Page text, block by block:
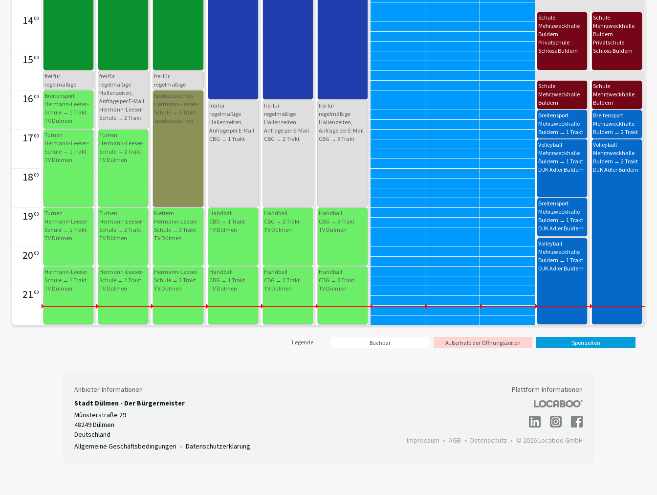
1400
15 00
16 00
17 00
18 00
19 00
20 00
21 00
frei für
regelmäßige
Hallenzeiten,
Anfrage per E-Mail
Hermann-Leeser-
Schule → 1 Trakt
Breitensport
Hermann-Leeser-
Schule → 1 Trakt
TV Dülmen
Turnen
Hermann-Leeser-
Schule → 1 Trakt
TV Dülmen
Turnen
Hermann-Leeser-
Schule → 1 Trakt
TV Dülmen
Hermann-Leeser-
Schule → 1 Trakt
TV Dülmen
frei für
regelmäßige
Hallenzeiten,
Anfrage per E-Mail
Hermann-Leeser-
Schule → 2 Trakt
Turnen
Hermann-Leeser-
Schule → 2 Trakt
TV Dülmen
Turnen
Hermann-Leeser-
Schule → 2 Trakt
TV Dülmen
Hermann-Leeser-
Schule → 2 Trakt
TV Dülmen
frei für
regelmäßige
Hallenzeiten,
Anfrage per E-Mail
Hermann-Leeser-
Schule → 3 Trakt
Sportabzeichen
Hermann-Leeser-
Schule → 3 Trakt
Sportabzeichen
Klettern
Hermann-Leeser-
Schule → 3 Trakt
TV Dülmen
Hermann-Leeser-
Schule → 3 Trakt
TV Dülmen
frei für
regelmäßige
Hallenzeiten,
Anfrage per E-Mail
CBG → 1 Trakt
Handball
CBG → 1 Trakt
TV Dülmen
Handball
CBG → 1 Trakt
TV Dülmen
frei für
regelmäßige
Hallenzeiten,
Anfrage per E-Mail
CBG → 2 Trakt
Handball
CBG → 2 Trakt
TV Dülmen
Handball
CBG → 2 Trakt
TV Dülmen
frei für
regelmäßige
Hallenzeiten,
Anfrage per E-Mail
CBG → 3 Trakt
Handball
CBG → 3 Trakt
TV Dülmen
Handball
CBG → 3 Trakt
TV Dülmen
Schule
Mehrzweckhalle
Buldern
Privatschule
Schloss Buldern
Schule
Mehrzweckhalle
Buldern
Privatschule
Schloss Buldern
Breitensport
Mehrzweckhalle
Buldern → 1 Trakt
DJK Adler Buldern
Volleyball
Mehrzweckhalle
Buldern → 1 Trakt
DJK Adler Buldern
Breitensport
Mehrzweckhalle
Buldern → 1 Trakt
DJK Adler Buldern
Volleyball
Mehrzweckhalle
Buldern → 1 Trakt
DJK Adler Buldern
Schule
Mehrzweckhalle
Buldern
Privatschule
Schloss Buldern
Schule
Mehrzweckhalle
Buldern
Privatschule
Schloss Buldern
Breitensport
Mehrzweckhalle
Buldern → 2 Trakt
DJK Adler Buldern
Volleyball
Mehrzweckhalle
Buldern → 2 Trakt
DJK Adler Buldern
Legende Buchbar Außerhalb der Öffnungszeiten Sperrzeiten
Anbieter-Informationen
Stadt Dülmen - Der Bürgermeister
Münsterstraße 29
48249 Dülmen
Deutschland
Allgemeine Geschäftsbedingungen
Datenschutzerklärung
Plattform-Informationen
Impressum AGB Datenschutz © 2026 Locaboo GmbH